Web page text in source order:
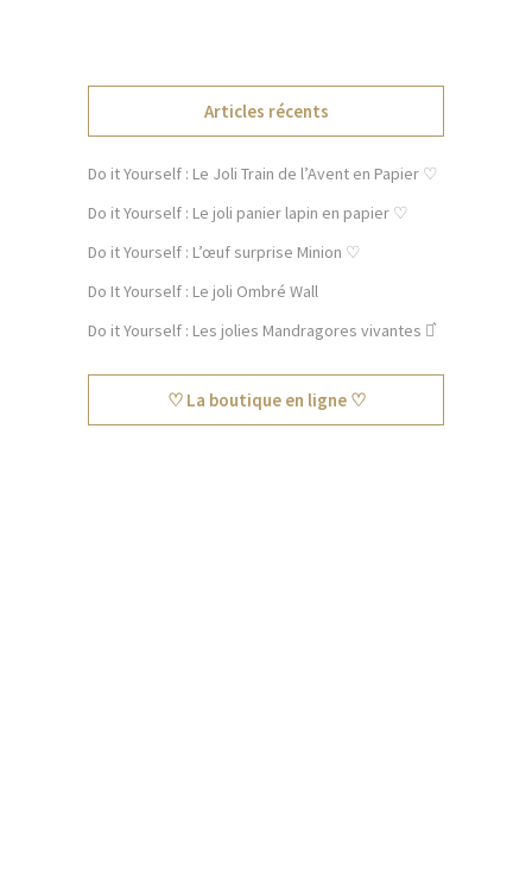
Articles récents
Do it Yourself : Le Joli Train de l’Avent en Papier ♡
Do it Yourself : Le joli panier lapin en papier ♡
Do it Yourself : L’œuf surprise Minion ♡
Do It Yourself : Le joli Ombré Wall
Do it Yourself : Les jolies Mandragores vivantes ⚯͛
♡ La boutique en ligne ♡